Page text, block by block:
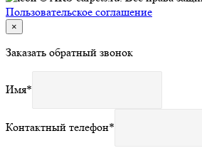
Пользовательское соглашение
×
Заказать обратный звонок
Имя*
Контактный телефон*